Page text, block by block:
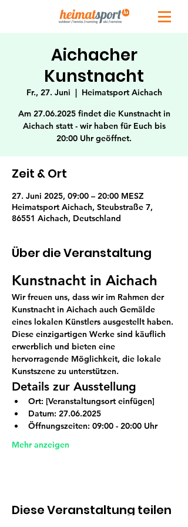
Aichacher
Kunstnacht
Fr., 27. Juni
  |
Heimatsport Aichach
Am 27.06.2025 findet die Kunstnacht in
Aichach statt - wir haben für Euch bis
20:00 Uhr geöffnet.
Zeit & Ort
27. Juni 2025, 09:00 – 20:00 MESZ
Heimatsport Aichach, Steubstraße 7,
86551 Aichach, Deutschland
Über die Veranstaltung
Kunstnacht in Aichach
Wir freuen uns, dass wir im Rahmen der
Kunstnacht in Aichach auch Gemälde
eines lokalen Künstlers ausgestellt haben.
Diese einzigartigen Werke sind käuflich
erwerblich und bieten eine
hervorragende Möglichkeit, die lokale
Kunstszene zu unterstützen.
Details zur Ausstellung
Ort: [Veranstaltungsort einfügen]
Datum: 27.06.2025
Öffnungszeiten: 09:00 - 20:00 Uhr
Mehr anzeigen
Diese Veranstaltung teilen